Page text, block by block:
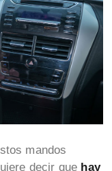
mandos
decir que hay